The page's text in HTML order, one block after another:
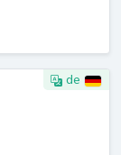
de